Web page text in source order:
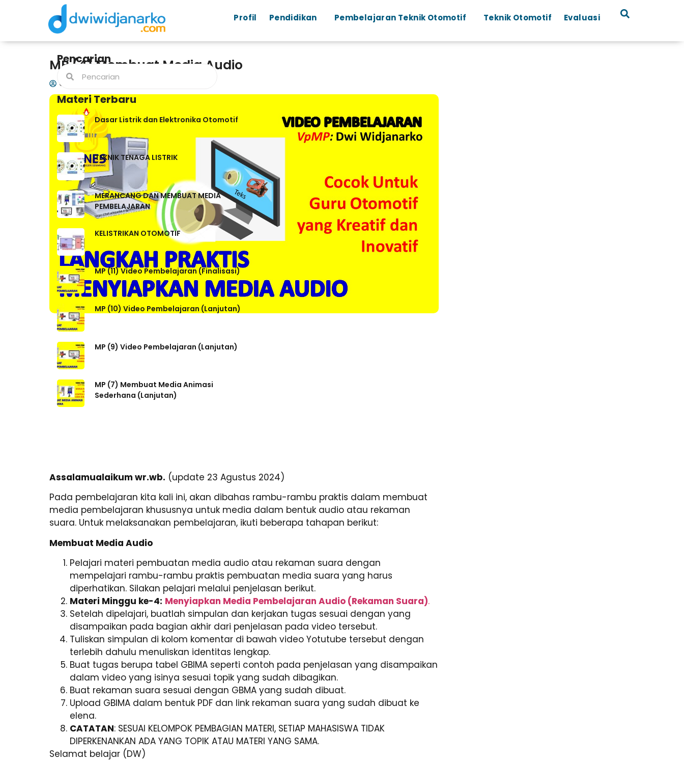
Profil Pendidikan Pembelajaran Teknik Otomotif Teknik Otomotif Evaluasi
MP (4) Membuat Media Audio
dwiwidjanarko
Assalamualaikum wr.wb. (update 23 Agustus 2024)
Pada pembelajaran kita kali ini, akan dibahas rambu-rambu praktis dalam membuat
media pembelajaran khususnya untuk media dalam bentuk audio atau rekaman
suara. Untuk melaksanakan pembelajaran, ikuti beberapa tahapan berikut:
Membuat Media Audio
Pelajari materi pembuatan media audio atau rekaman suara dengan
mempelajari rambu-rambu praktis pembuatan media suara yang harus
diperhatikan. Silakan pelajari melalui penjelasan berikut.
Materi Minggu ke-4: Menyiapkan Media Pembelajaran Audio (Rekaman Suara).
Setelah dipelajari, buatlah simpulan dan kerjakan tugas sesuai dengan yang
disampaikan pada bagian akhir dari penjelasan pada video tersebut.
Tuliskan simpulan di kolom komentar di bawah video Yotutube tersebut dengan
terlebih dahulu menuliskan identitas lengkap.
Buat tugas berupa tabel GBIMA seperti contoh pada penjelasan yang disampaikan
dalam video yang isinya sesuai topik yang sudah dibagikan.
Buat rekaman suara sesuai dengan GBMA yang sudah dibuat.
Upload GBIMA dalam bentuk PDF dan link rekaman suara yang sudah dibuat ke
elena.
CATATAN: SESUAI KELOMPOK PEMBAGIAN MATERI, SETIAP MAHASISWA TIDAK
DIPERKENANKAN ADA YANG TOPIK ATAU MATERI YANG SAMA.
Selamat belajar (DW)
Pencarian
Materi Terbaru
Dasar Listrik dan Elektronika Otomotif
TEKNIK TENAGA LISTRIK
MERANCANG DAN MEMBUAT MEDIA
PEMBELAJARAN
KELISTRIKAN OTOMOTIF
MP (11) Video Pembelajaran (Finalisasi)
MP (10) Video Pembelajaran (Lanjutan)
MP (9) Video Pembelajaran (Lanjutan)
MP (7) Membuat Media Animasi
Sederhana (Lanjutan)